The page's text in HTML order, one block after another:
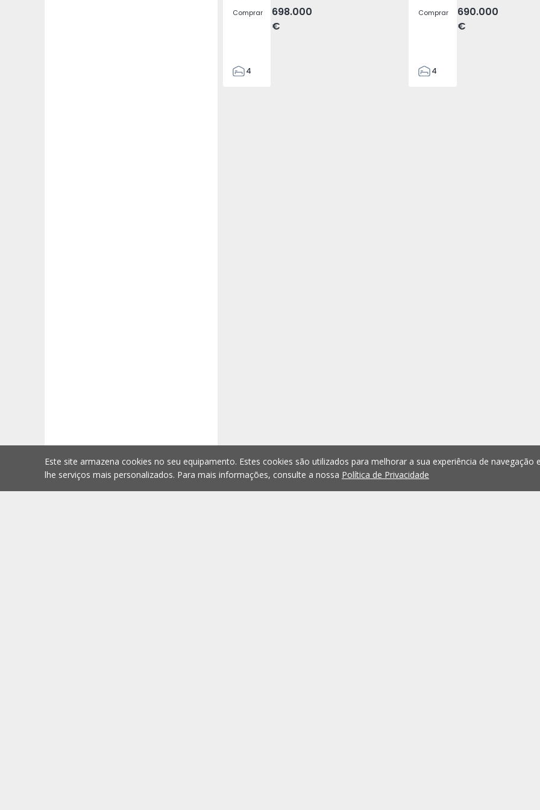
Comprar
698.000
€
4
Comprar
690.000
€
4
Este site armazena cookies no seu equipamento. Estes cookies são utilizados para melhorar a sua experiência de navegação
lhe serviços mais personalizados. Para mais informações, consulte a nossa Política de Privacidade